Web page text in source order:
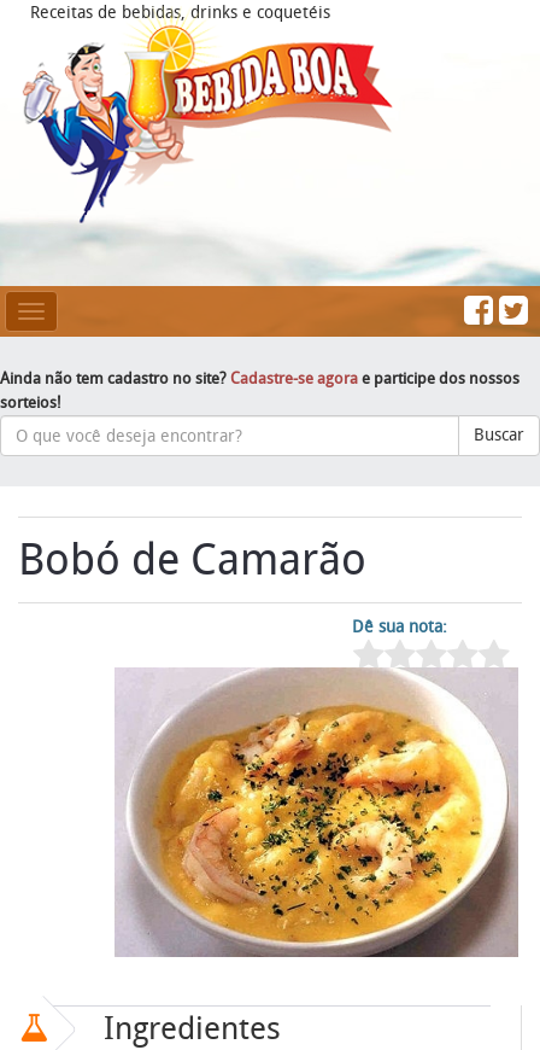
Receitas de bebidas, drinks e coquetéis
Mesclar
Navegação
Ainda não tem cadastro no site? Cadastre-se agora e participe dos nossos
sorteios!
Buscar
Bobó de Camarão
Dê sua nota:
Ingredientes